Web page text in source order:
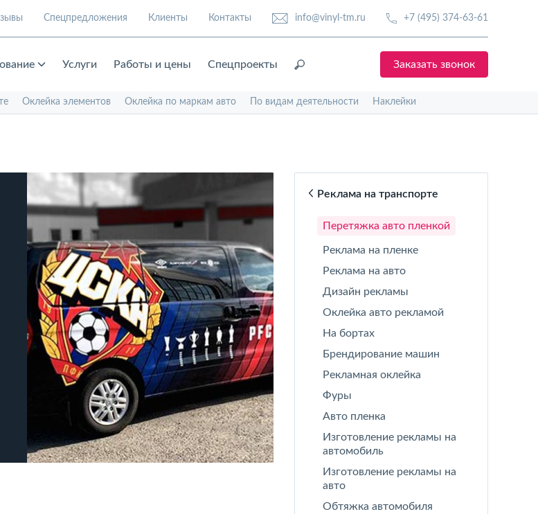
Спецпредложения Клиенты Контакты info@vinyl-tm.ru +7 (495) 374-63-61
Услуги Работы и цены Спецпроекты Заказать звонок
Оклейка элементов Оклейка по маркам авто По видам деятельности Наклейки
Реклама на транспорте
Перетяжка авто пленкой
Реклама на пленке
Реклама на авто
Дизайн рекламы
Оклейка авто рекламой
На бортах
Брендирование машин
Рекламная оклейка
Фуры
Авто пленка
Изготовление рекламы на
автомобиль
Изготовление рекламы на
авто
Обтяжка автомобиля